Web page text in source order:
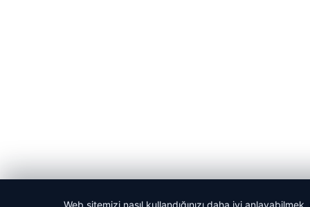
Web sitemizi nasıl kullandığınızı daha iyi